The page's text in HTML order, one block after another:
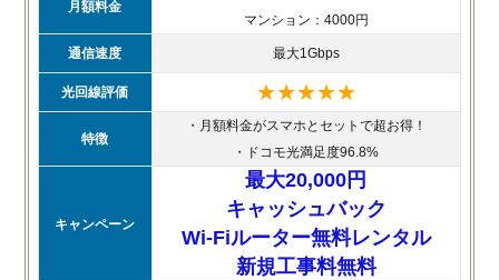
月額料金
マンション：4000円
通信速度 最大1Gbps
光回線評価 ★★★★★
特徴
・月額料金がスマホとセットで超お得！
・ドコモ光満足度96.8%
キャンペーン
最大20,000円
キャッシュバック
Wi-Fiルーター無料レンタル
新規工事料無料